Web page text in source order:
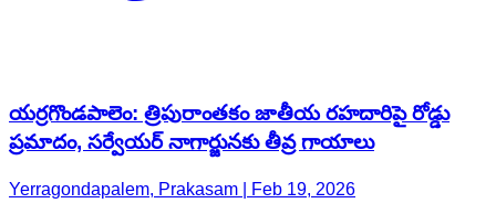
యర్రగొండపాలెం: త్రిపురాంతకం జాతీయ రహదారిపై రోడ్డు
ప్రమాదం, సర్వేయర్ నాగార్జునకు తీవ్ర గాయాలు
Yerragondapalem, Prakasam | Feb 19, 2026